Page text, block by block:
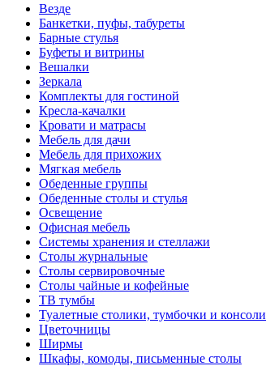
Везде
Банкетки, пуфы, табуреты
Барные стулья
Буфеты и витрины
Вешалки
Зеркала
Комплекты для гостиной
Кресла-качалки
Кровати и матрасы
Мебель для дачи
Мебель для прихожих
Мягкая мебель
Обеденные группы
Обеденные столы и стулья
Освещение
Офисная мебель
Системы хранения и стеллажи
Столы журнальные
Столы сервировочные
Столы чайные и кофейные
ТВ тумбы
Туалетные столики, тумбочки и консоли
Цветочницы
Ширмы
Шкафы, комоды, письменные столы